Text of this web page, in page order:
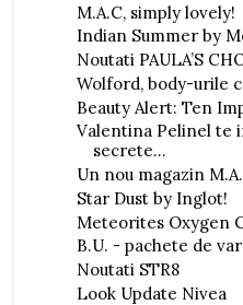
M.A.C, simply lovely!
Indian Summer by
Noutati PAULA’S
Wolford, body-urile
Beauty Alert: Ten
Valentina Pelinel te
secrete...
Un nou magazin
Star Dust by Inglot!
Meteorites Oxygen
B.U. - pachete de
Noutati STR8
Look Update Nivea